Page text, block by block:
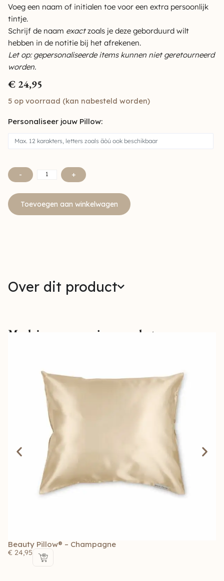
Voeg een naam of initialen toe voor een extra persoonlijk
tintje.
Schrijf de naam exactzoals je deze geborduurd wilt
hebben in de notitie bij het afrekenen.
Let op: gepersonaliseerde items kunnen niet geretourneerd
worden.
€ 24,95
5 op voorraad (kan nabesteld worden)
Personaliseer jouw Pillow:
- +
Toevoegen aan winkelwagen
Over dit product
Maak jouw verzorging compleet
Beauty Pillow® – Champagne
€ 24,95